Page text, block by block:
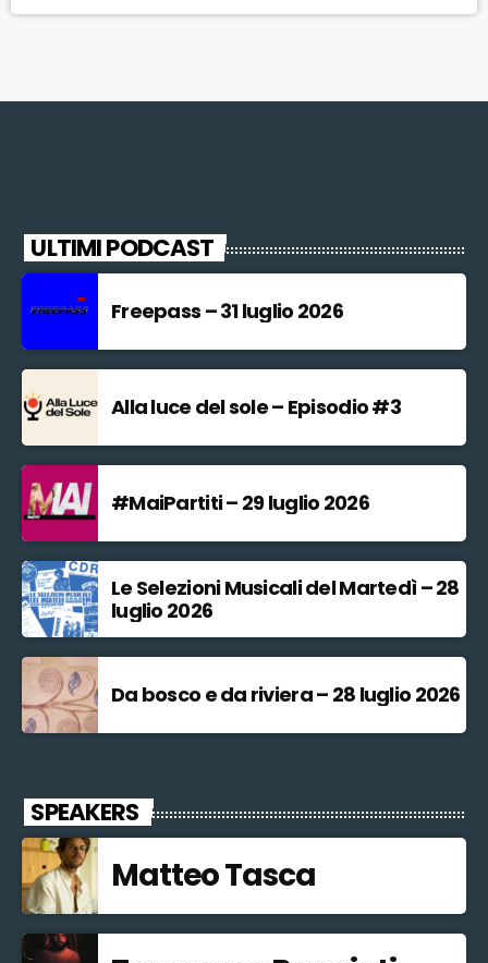
ULTIMI PODCAST
Freepass – 31 luglio 2026
Alla luce del sole – Episodio #3
#MaiPartiti – 29 luglio 2026
Le Selezioni Musicali del Martedì – 28
luglio 2026
Da bosco e da riviera – 28 luglio 2026
SPEAKERS
Matteo Tasca